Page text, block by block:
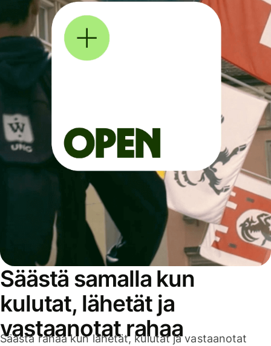
Säästä samalla kun
kulutat, lähetät ja
vastaanotat rahaa
Säästä rahaa kun lähetät, kulutat ja vastaanotat